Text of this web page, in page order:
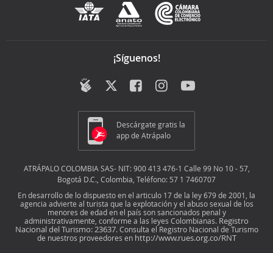
¡Síguenos!
Descárgate gratis la
app de Atrápalo
ATRÁPALO COLOMBIA SAS- NIT: 900 413 476-1 Calle 99 No 10 - 57,
Bogotá D.C., Colombia, Teléfono: 57 1 7460707
En desarrollo de lo dispuesto en el articulo 17 de la ley 679 de 2001, la
agencia advierte al turista que la explotación y el abuso sexual de los
menores de edad en el país son sancionados penal y
administrativamente, conforme a las leyes Colombianas. Registro
Nacional del Turismo: 23637. Consulta el Registro Nacional de Turismo
de nuestros proveedores en http://www.rues.org.co/RNT